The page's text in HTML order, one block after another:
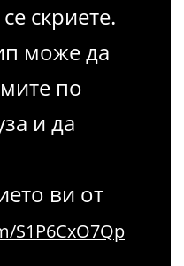
скриете.
може да
по
и да
ви от
S1P6CxO7Qp